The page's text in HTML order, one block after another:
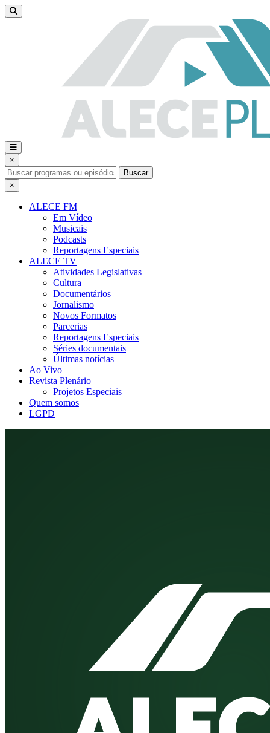
×
Buscar
×
ALECE FM
Em Vídeo
Musicais
Podcasts
Reportagens Especiais
ALECE TV
Atividades Legislativas
Cultura
Documentários
Jornalismo
Novos Formatos
Parcerias
Reportagens Especiais
Séries documentais
Últimas notícias
Ao Vivo
Revista Plenário
Projetos Especiais
Quem somos
LGPD